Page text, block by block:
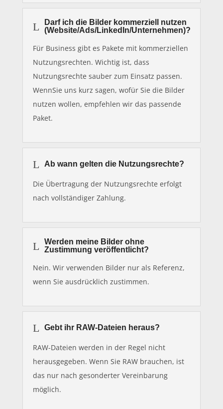
L
Darf ich die Bilder kommerziell nutzen
(Website/Ads/LinkedIn/Unternehmen)?
Für Business gibt es Pakete mit kommerziellen
Nutzungsrechten. Wichtig ist, dass
Nutzungsrechte sauber zum Einsatz passen.
WennSie uns kurz sagen, wofür Sie die Bilder
nutzen wollen, empfehlen wir das passende
Paket.
L Ab wann gelten die Nutzungsrechte?
Die Übertragung der Nutzungsrechte erfolgt
nach vollständiger Zahlung.
L
Werden meine Bilder ohne
Zustimmung veröffentlicht?
Nein. Wir verwenden Bilder nur als Referenz,
wenn Sie ausdrücklich zustimmen.
L Gebt ihr RAW-Dateien heraus?
RAW-Dateien werden in der Regel nicht
herausgegeben. Wenn Sie RAW brauchen, ist
das nur nach gesonderter Vereinbarung
möglich.